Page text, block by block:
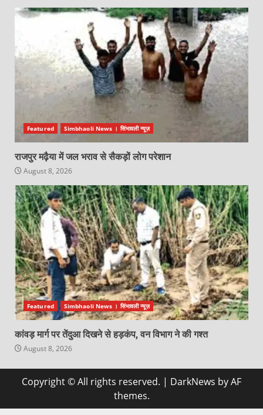
Featured Simbhaoli News । सिंभावली न्यूज़
राजपुर मढ़ैया में जल भराव से सैकड़ों लोग परेशान
August 8, 2026
Featured Simbhaoli News । सिंभावली न्यूज़
कांवड़ मार्ग पर तेंदुआ दिखने से हड़कंप, वन विभाग ने की गश्त
August 8, 2026
Copyright © All rights reserved. | DarkNews by AF
themes.